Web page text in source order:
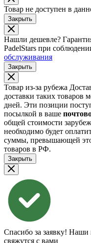
Товар не доступен в
Закрыть
Нашли дешевле?
PadelStars при
обслуживания
Закрыть
Товар из-за рубежа
доставки таких товаров
дней. Эти позиции
посылкой в ваше
общей стоимости
необходимо будет
суммы, превышающей
товаров в РФ.
Закрыть
Спасибо за заявку! Наши
свяжутся с вами